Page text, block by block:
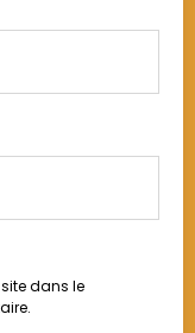
dans le